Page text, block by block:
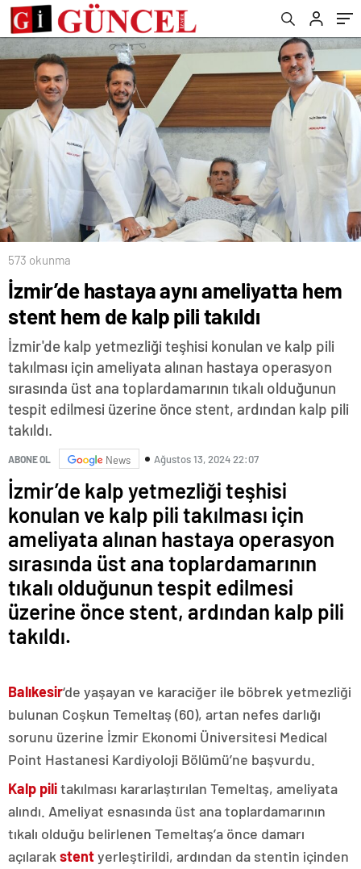
573 okunma
İzmir’de hastaya aynı ameliyatta hem
stent hem de kalp pili takıldı
İzmir'de kalp yetmezliği teşhisi konulan ve kalp pili
takılması için ameliyata alınan hastaya operasyon
sırasında üst ana toplardamarının tıkalı olduğunun
tespit edilmesi üzerine önce stent, ardından kalp pili
takıldı.
ABONE OL News Ağustos 13, 2024 22:07
İzmir’de kalp yetmezliği teşhisi
konulan ve kalp pili takılması için
ameliyata alınan hastaya operasyon
sırasında üst ana toplardamarının
tıkalı olduğunun tespit edilmesi
üzerine önce stent, ardından kalp pili
takıldı.
Balıkesir‘de yaşayan ve karaciğer ile böbrek yetmezliği
bulunan Coşkun Temeltaş (60), artan nefes darlığı
sorunu üzerine İzmir Ekonomi Üniversitesi Medical
Point Hastanesi Kardiyoloji Bölümü’ne başvurdu.
Kalp pilitakılması kararlaştırılan Temeltaş, ameliyata
alındı. Ameliyat esnasında üst ana toplardamarının
tıkalı olduğu belirlenen Temeltaş’a önce damarı
açılarak stentyerleştirildi, ardından da stentin içinden